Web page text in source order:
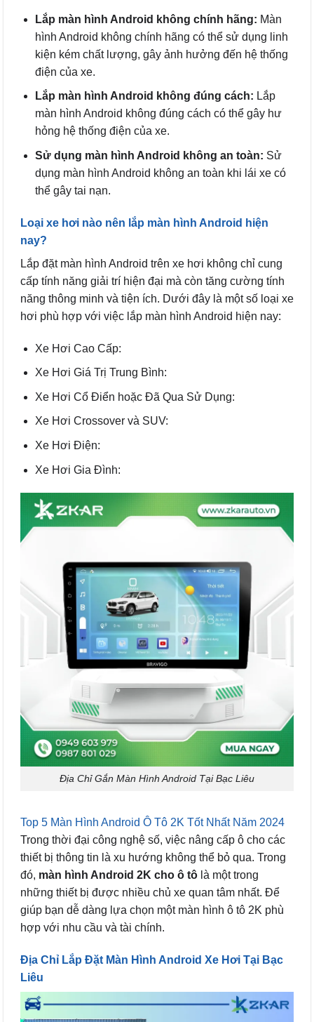
Lắp màn hình Android không chính hãng: Màn
hình Android không chính hãng có thể sử dụng linh
kiện kém chất lượng, gây ảnh hưởng đến hệ thống
điện của xe.
Lắp màn hình Android không đúng cách: Lắp
màn hình Android không đúng cách có thể gây hư
hỏng hệ thống điện của xe.
Sử dụng màn hình Android không an toàn: Sử
dụng màn hình Android không an toàn khi lái xe có
thể gây tai nạn.
Loại xe hơi nào nên lắp màn hình Android hiện
nay?
Lắp đặt màn hình Android trên xe hơi không chỉ cung
cấp tính năng giải trí hiện đại mà còn tăng cường tính
năng thông minh và tiện ích. Dưới đây là một số loại xe
hơi phù hợp với việc lắp màn hình Android hiện nay:
Xe Hơi Cao Cấp:
Xe Hơi Giá Trị Trung Bình:
Xe Hơi Cổ Điển hoặc Đã Qua Sử Dụng:
Xe Hơi Crossover và SUV:
Xe Hơi Điện:
Xe Hơi Gia Đình:
Địa Chỉ Gắn Màn Hình Android Tại Bạc Liêu
Top 5 Màn Hình Android Ô Tô 2K Tốt Nhất Năm 2024
Trong thời đại công nghệ số, việc nâng cấp ô cho các
thiết bị thông tin là xu hướng không thể bỏ qua. Trong
đó, màn hình Android 2K cho ô tô là một trong
những thiết bị được nhiều chủ xe quan tâm nhất. Để
giúp bạn dễ dàng lựa chọn một màn hình ô tô 2K phù
hợp với nhu cầu và tài chính.
Địa Chỉ Lắp Đặt Màn Hình Android Xe Hơi Tại Bạc
Liêu